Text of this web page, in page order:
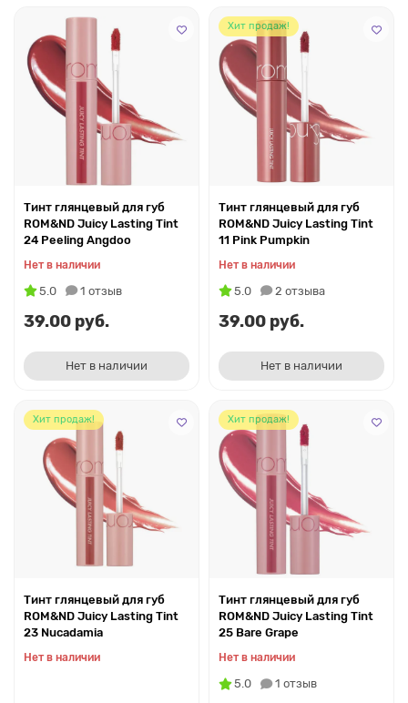
Тинт глянцевый для губ
ROM&ND Juicy Lasting Tint
24 Peeling Angdoo
Нет в наличии
5.0 1 отзыв
39.00 руб.
Нет в наличии
Хит продаж!
Тинт глянцевый для губ
ROM&ND Juicy Lasting Tint
11 Pink Pumpkin
Нет в наличии
5.0 2 отзыва
39.00 руб.
Нет в наличии
Хит продаж!
Тинт глянцевый для губ
ROM&ND Juicy Lasting Tint
23 Nucadamia
Нет в наличии
Хит продаж!
Тинт глянцевый для губ
ROM&ND Juicy Lasting Tint
25 Bare Grape
Нет в наличии
5.0 1 отзыв